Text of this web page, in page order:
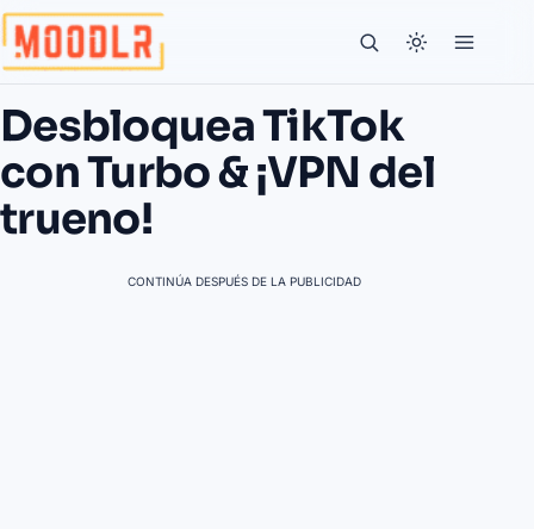
Desbloquea TikTok
con Turbo & ¡VPN del
trueno!
CONTINÚA DESPUÉS DE LA PUBLICIDAD